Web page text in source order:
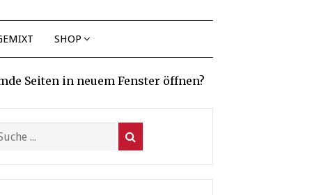
SHOP
Seiten in neuem Fenster öffnen?